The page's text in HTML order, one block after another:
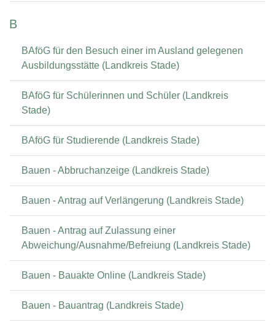
B
BAföG für den Besuch einer im Ausland gelegenen
Ausbildungsstätte (Landkreis Stade)
BAföG für Schülerinnen und Schüler (Landkreis
Stade)
BAföG für Studierende (Landkreis Stade)
Bauen - Abbruchanzeige (Landkreis Stade)
Bauen - Antrag auf Verlängerung (Landkreis Stade)
Bauen - Antrag auf Zulassung einer
Abweichung/Ausnahme/Befreiung (Landkreis Stade)
Bauen - Bauakte Online (Landkreis Stade)
Bauen - Bauantrag (Landkreis Stade)